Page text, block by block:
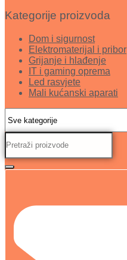
Kategorije proizvoda
Dom i sigurnost
Elektromaterijal i pribor
Grijanje i hlađenje
IT i gaming oprema
Led rasvjete
Mali kućanski aparati